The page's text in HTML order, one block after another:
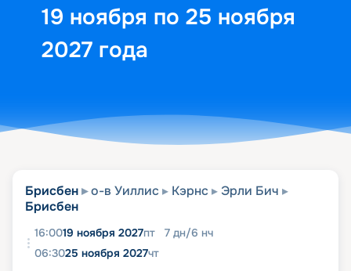
19 ноября по 25 ноября
2027 года
Брисбен о-в Уиллис Кэрнс
Эрли Бич
Брисбен
16:0019 ноября 2027пт 7 дн/6 нч
06:3025 ноября 2027чт